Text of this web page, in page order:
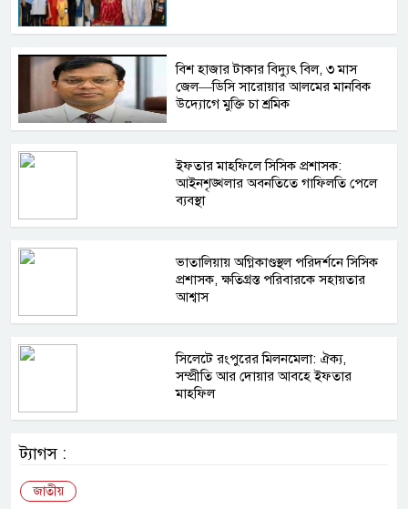
বিশ হাজার টাকার বিদ্যুৎ বিল, ৩ মাস
জেল—ডিসি সারোয়ার আলমের মানবিক
উদ্যোগে মুক্তি চা শ্রমিক
ইফতার মাহফিলে সিসিক প্রশাসক:
আইনশৃঙ্খলার অবনতিতে গাফিলতি পেলে
ব্যবস্থা
ভাতালিয়ায় অগ্নিকাণ্ডস্থল পরিদর্শনে সিসিক
প্রশাসক, ক্ষতিগ্রস্ত পরিবারকে সহায়তার
আশ্বাস
সিলেটে রংপুরের মিলনমেলা: ঐক্য,
সম্প্রীতি আর দোয়ার আবহে ইফতার
মাহফিল
ট্যাগস :
জাতীয়